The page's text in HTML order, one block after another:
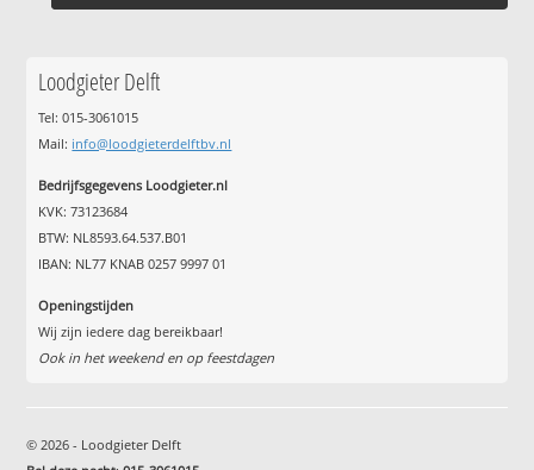
Loodgieter Delft
Tel: 015-3061015
Mail: info@loodgieterdelftbv.nl
Bedrijfsgegevens Loodgieter.nl
KVK: 73123684
BTW: NL8593.64.537.B01
IBAN: NL77 KNAB 0257 9997 01
Openingstijden
Wij zijn iedere dag bereikbaar!
Ook in het weekend en op feestdagen
© 2026 - Loodgieter Delft